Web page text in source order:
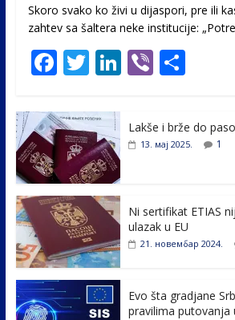
Skoro svako ko živi u dijaspori, pre ili
zahtev sa šaltera neke institucije:
F
e
b
o
o
k
T
itt
er
Li
e
Vi
er
S
ar
e
Lakše i brže do
13. мај 2025. 1
Ni sertifikat ETIAS
ulazak u EU
21. новембар 2024.
Evo šta gradjane
pravilima putovanja